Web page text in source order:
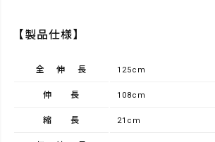
【製品仕様】
全伸長 125cm
伸長 108cm
縮長 21cm